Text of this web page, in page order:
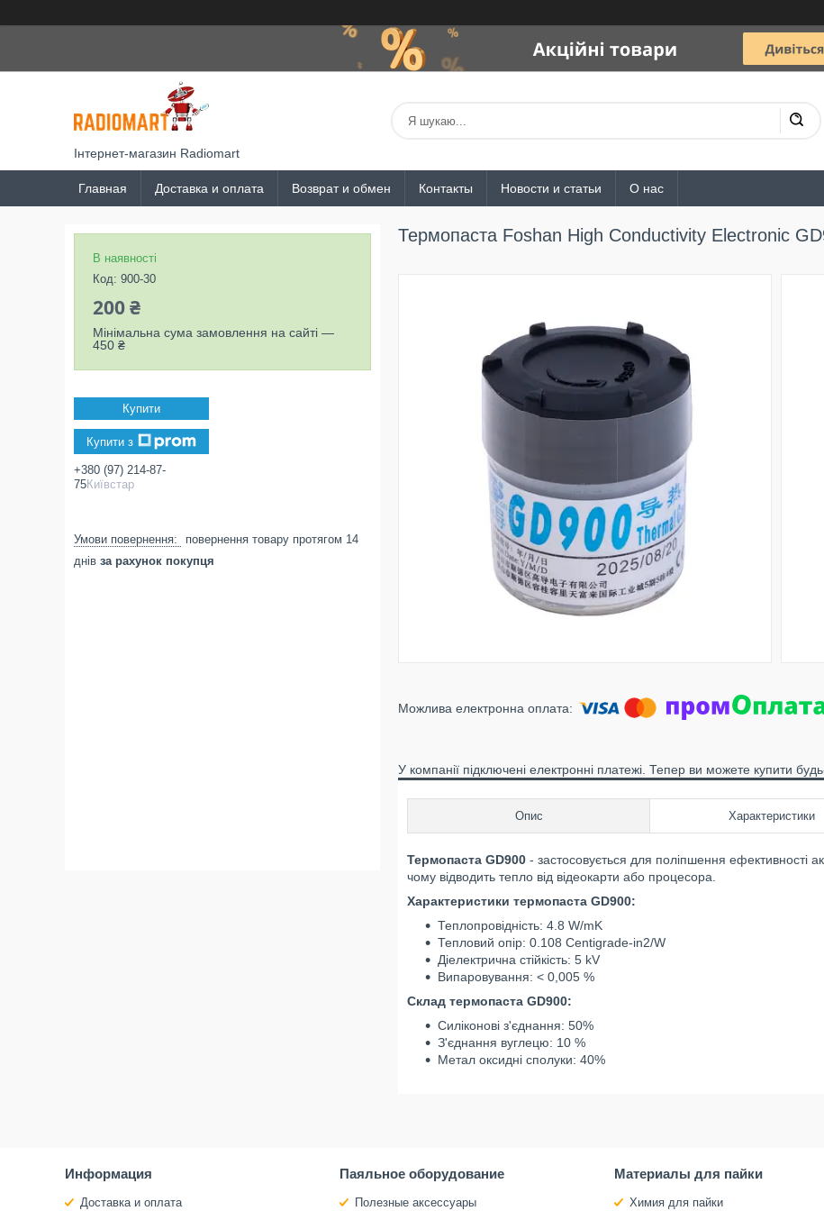
Інтернет-магазин Radiomart
Главная Доставка и оплата Возврат и обмен Контакты Новости и статьи О нас
Термопаста Foshan High Conductivity Electronic
У компанії підключені електронні платежі. Тепер ви можете купити
Опис Характеристики
Термопаста GD900 - застосовується для поліпшення ефективності
чому відводить тепло від відеокарти або процесора.
Характеристики термопаста GD900:
Теплопровідність: 4.8 W/mK
Тепловий опір: 0.108 Centigrade-in2/W
Діелектрична стійкість: 5 kV
Випаровування: < 0,005 %
Склад термопаста GD900:
Силіконові з'єднання: 50%
З'єднання вуглецю: 10 %
Метал оксидні сполуки: 40%
В наявності
Код: 900-30
200 ₴
Мінімальна сума замовлення на сайті —
450 ₴
Купити
Купити з
+380 (97) 214-87-
75Київстар
повернення товару протягом 14
днів за рахунок покупця
Информация
Доставка и оплата
Паяльное оборудование
Полезные аксессуары
Материалы для пайки
Химия для пайки